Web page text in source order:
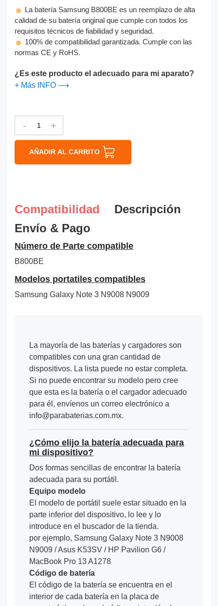
La batería Samsung B800BE es un reemplazo de alta
calidad de su batería original que cumple con todos los
requisitos técnicos de fiabilidad y seguridad.
100% de compatibilidad garantizada. Cumple con las
normas CE y RoHS.
¿Es este producto el adecuado para mi aparato?
+ Más INFO ⟶
- +
AÑADIR AL CARRITO
Compatibilidad
Descripción
Envío & Pago
Número de Parte compatible
B800BE
Modelos portatiles compatibles
Samsung Galaxy Note 3 N9008 N9009
La mayoría de las baterías y cargadores son
compatibles con una gran cantidad de
dispositivos. La lista puede no estar completa.
Si no puede encontrar su modelo pero cree
que esta es la batería o el cargador adecuado
para él, envíenos un correo electrónico a
info@parabaterias.com.mx.
¿Cómo elijo la batería adecuada para
mi dispositivo?
Dos formas sencillas de encontrar la batería
adecuada para su portátil.
Equipo modelo
El modelo de portátil suele estar situado en la
parte inferior del dispositivo, lo lee y lo
introduce en el buscador de la tienda.
por ejemplo, Samsung Galaxy Note 3 N9008
N9009 / Asus K53SV / HP Pavilion G6 /
MacBook Pro 13 A1278
Código de batería
El código de la batería se encuentra en el
interior de cada batería en la placa de